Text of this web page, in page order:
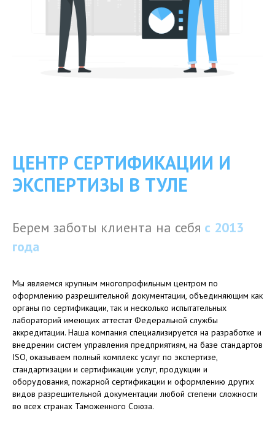
ЦЕНТР СЕРТИФИКАЦИИ И
ЭКСПЕРТИЗЫ В ТУЛЕ
Берем заботы клиента на себя с 2013
года
Мы являемся крупным многопрофильным центром по
оформлению разрешительной документации, объединяющим как
органы по сертификации, так и несколько испытательных
лабораторий имеющих аттестат Федеральной службы
аккредитации. Наша компания специализируется на разработке и
внедрении систем управления предприятиям, на базе стандартов
ISO, оказываем полный комплекс услуг по экспертизе,
стандартизации и сертификации услуг, продукции и
оборудования, пожарной сертификации и оформлению других
видов разрешительной документации любой степени сложности
во всех странах Таможенного Союза.